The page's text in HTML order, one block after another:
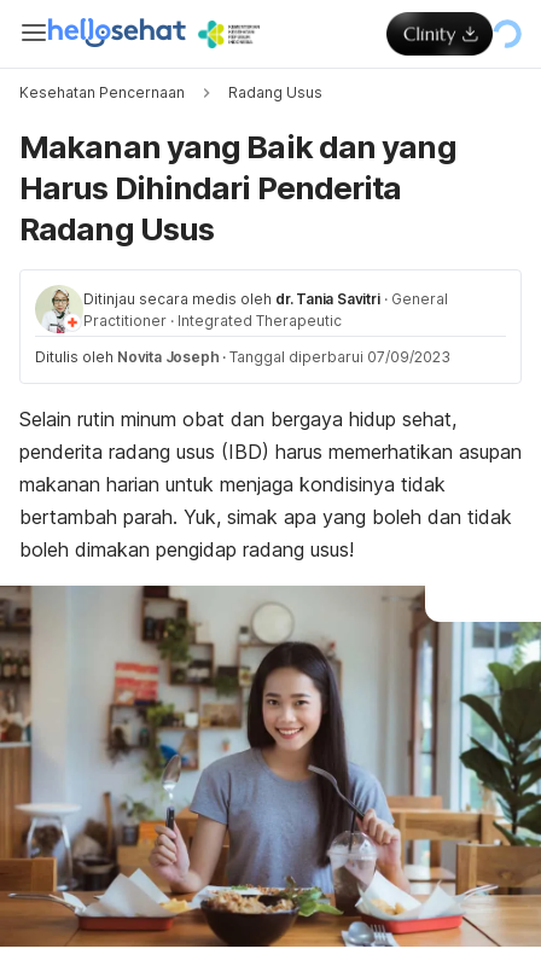
Kesehatan Pencernaan Radang Usus
Makanan yang Baik dan yang
Harus Dihindari Penderita
Radang Usus
Ditinjau secara medis oleh dr. Tania Savitri · General
Practitioner · Integrated Therapeutic
Ditulis oleh Novita Joseph · Tanggal diperbarui 07/09/2023
Selain rutin minum obat dan bergaya hidup sehat,
penderita radang usus (IBD) harus memerhatikan asupan
makanan harian untuk menjaga kondisinya tidak
bertambah parah. Yuk, simak apa yang boleh dan tidak
boleh dimakan pengidap radang usus!